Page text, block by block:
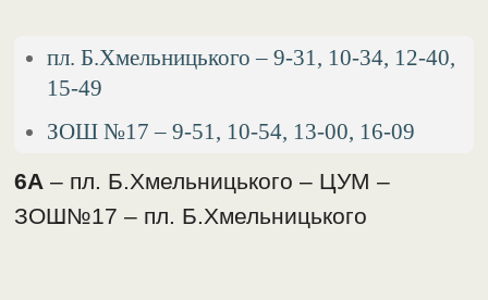
пл. Б.Хмельницького – 9-31, 10-34, 12-40,
15-49
ЗОШ №17 – 9-51, 10-54, 13-00, 16-09
6А – пл. Б.Хмельницького – ЦУМ –
ЗОШ№17 – пл. Б.Хмельницького